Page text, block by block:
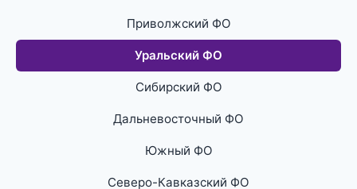
Приволжский ФО
Уральский ФО
Сибирский ФО
Дальневосточный ФО
Южный ФО
Северо-Кавказский ФО